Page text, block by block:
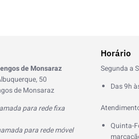
de Monsaraz
50
de Monsaraz
para rede fixa
para rede móvel
Horário
Segunda a
Das 9h
Quinta-